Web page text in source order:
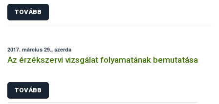
TOVÁBB
2017. március 29., szerda
Az érzékszervi vizsgálat folyamatának bemutatása
TOVÁBB